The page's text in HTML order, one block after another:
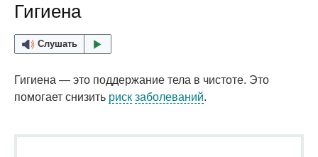
Гигиена
Слушать
Гигиена — это поддержание тела в чистоте. Это
помогает снизить риск заболеваний.